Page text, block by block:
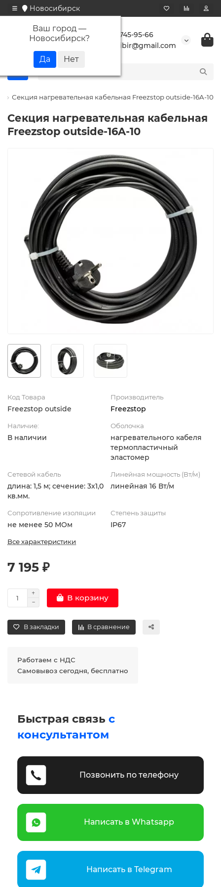
Новосибирск
Ваш город —
Новосибирск?
+7 923 745-95-66
buransibir@gmail.com
Секция нагревательная кабельная Freezstop outside-16A-10
Секция нагревательная кабельная
Freezstop outside-16A-10
Код Товара
Freezstop outside
Производитель
Freezstop
Наличие:
В наличии
Оболочка
нагревательного кабеля
термопластичный
эластомер
Сетевой кабель
длина: 1,5 м; сечение: 3х1,0
кв.мм.
Линейная мощность (Вт/м)
линейная 16 Вт/м
Сопротивление изоляции
не менее 50 МОм
Степень защиты
IP67
Все характеристики
7 195 ₽
В корзину
В закладки В сравнение
Работаем с НДС
Самовывоз сегодня, бесплатно
Быстрая связь с
консультантом
Позвонить по телефону
Написать в Whatsapp
Написать в Telegram